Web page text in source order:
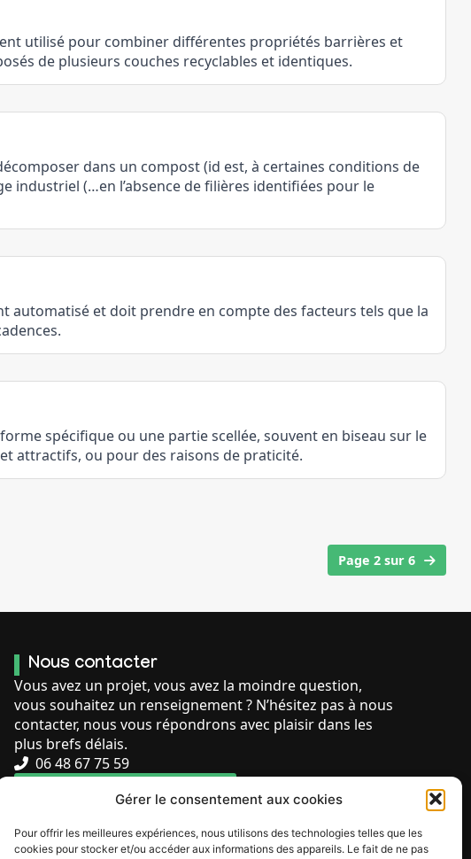
Gérer le consentement aux cookies
Pour offrir les meilleures expériences, nous utilisons des technologies telles que les
cookies pour stocker et/ou accéder aux informations des appareils. Le fait de ne pas
utilisé pour combiner différentes propriétés barrières et
de plusieurs couches recyclables et identiques.
dans un compost (id est, à certaines conditions de
industriel (…en l’absence de filières identifiées pour le
automatisé et doit prendre en compte des facteurs tels que la
spécifique ou une partie scellée, souvent en biseau sur le
attractifs, ou pour des raisons de praticité.
Page 2 sur 6
Nous contacter
Vous avez un projet, vous avez la moindre question,
vous souhaitez un renseignement ? N’hésitez pas à nous
contacter, nous vous répondrons avec plaisir dans les
plus brefs délais.
06 48 67 75 59
FORMULAIRE DE CONTACT